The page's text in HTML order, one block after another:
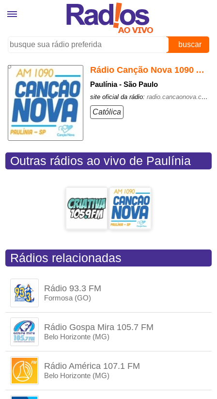
buscar
Rádio Canção Nova 1090 AM
Paulínia - São Paulo
site oficial da rádio:radio.cancaonova.com/paulinia/
Católica
Outras rádios ao vivo de Paulínia
Rádios relacionadas
Rádio 93.3 FM
Formosa (GO)
Rádio Gospa Mira 105.7 FM
Belo Horizonte (MG)
Rádio América 107.1 FM
Belo Horizonte (MG)